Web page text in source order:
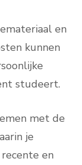
en
kunnen
studeert.
met de
je
en